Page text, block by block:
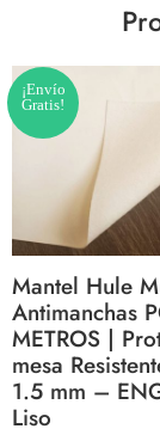
¡Envío
Gratis!
Mantel Hule
Antimanchas
METROS |
mesa
1.5 mm –
Liso